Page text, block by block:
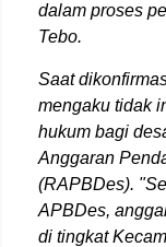
dalam proses
Tebo.
Saat
mengaku tidak
hukum bagi
Anggaran
(RAPBDes).
APBDes,
di tingkat